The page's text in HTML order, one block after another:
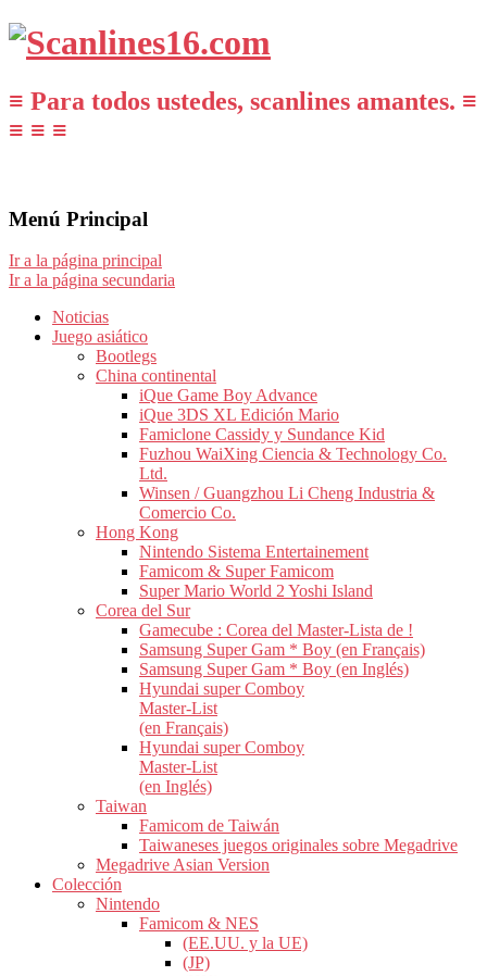
≡ Para todos ustedes, scanlines amantes. ≡
≡ ≡ ≡
Menú Principal
Ir a la página principal
Ir a la página secundaria
Noticias
Juego asiático
Bootlegs
China continental
iQue Game Boy Advance
iQue 3DS XL Edición Mario
Famiclone Cassidy y Sundance Kid
Fuzhou WaiXing Ciencia & Technology Co.
Ltd.
Winsen / Guangzhou Li Cheng Industria &
Comercio Co.
Hong Kong
Nintendo Sistema Entertainement
Famicom & Super Famicom
Super Mario World 2 Yoshi Island
Corea del Sur
Gamecube : Corea del Master-Lista de !
Samsung Super Gam * Boy (en Français)
Samsung Super Gam * Boy (en Inglés)
Hyundai super Comboy
Master-List
(en Français)
Hyundai super Comboy
Master-List
(en Inglés)
Taiwan
Famicom de Taiwán
Taiwaneses juegos originales sobre Megadrive
Megadrive Asian Version
Colección
Nintendo
Famicom & NES
(EE.UU. y la UE)
(JP)